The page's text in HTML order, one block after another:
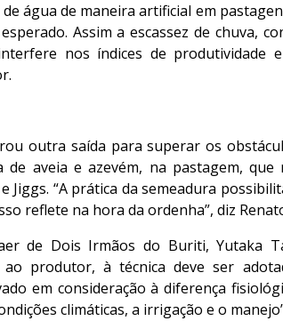
água de maneira artificial em
Assim a escassez de chuva,
nos índices de produtividade
outra saída para superar os
de aveia e azevém, na pastagem,
Jiggs. “A prática da semeadura
reflete na hora da ordenha”, diz
de Dois Irmãos do Buriti, Yutaka
produtor, à técnica deve ser
em consideração à diferença
climáticas, a irrigação e o